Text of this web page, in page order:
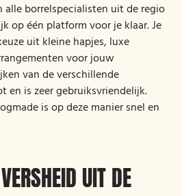
alle borrelspecialisten uit de regio
op één platform voor je klaar. Je
uit kleine hapjes, luxe
voor jouw
van de verschillende
en is zeer gebruiksvriendelijk.
is op deze manier snel en
UIT DE